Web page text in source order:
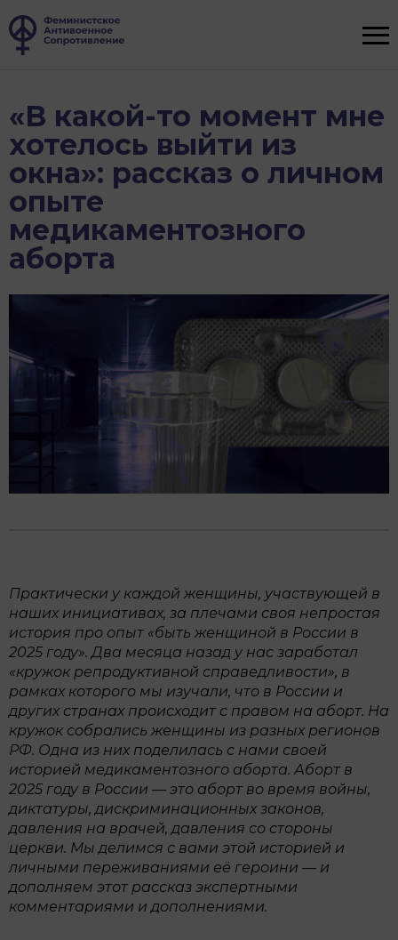
«В какой-то момент мне
хотелось выйти из
окна»: рассказ о личном
опыте
медикаментозного
аборта
Практически у каждой женщины, участвующей в
наших инициативах, за плечами своя непростая
история про опыт «быть женщиной в России в
2025 году». Два месяца назад у нас заработал
«кружок репродуктивной справедливости», в
рамках которого мы изучали, что в России и
других странах происходит с правом на аборт. На
кружок собрались женщины из разных регионов
РФ. Одна из них поделилась с нами своей
историей медикаментозного аборта. Аборт в
2025 году в России — это аборт во время войны,
диктатуры, дискриминационных законов,
давления на врачей, давления со стороны
церкви. Мы делимся с вами этой историей и
личными переживаниями её героини — и
дополняем этот рассказ экспертными
комментариями и дополнениями.